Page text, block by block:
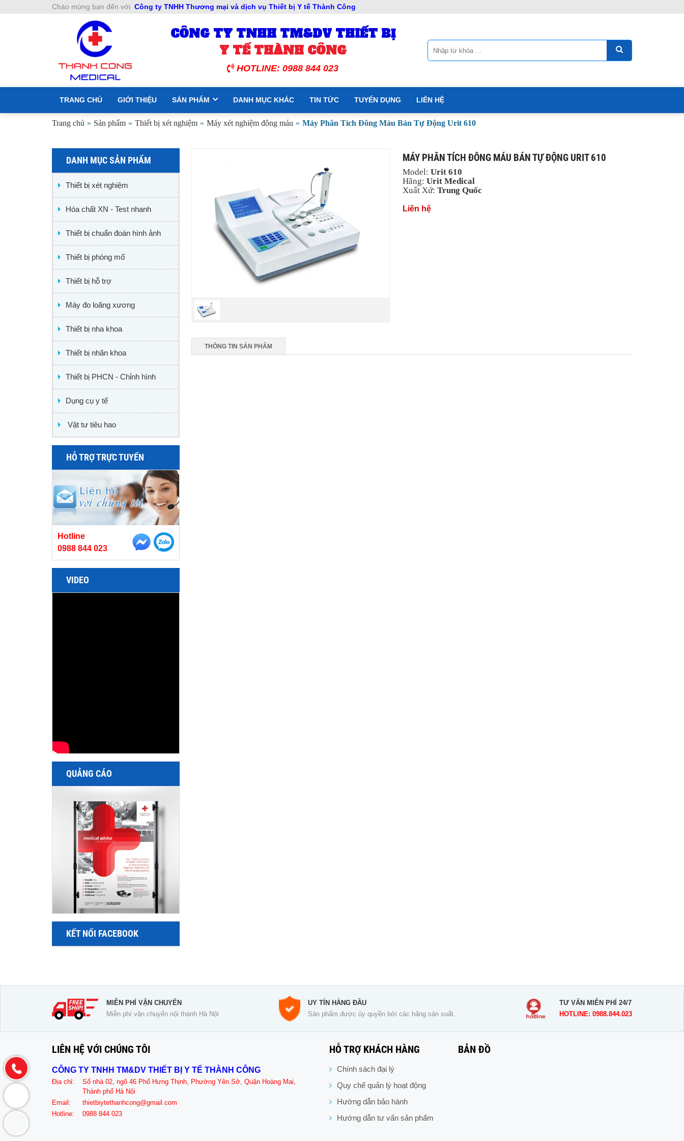
Chào mừng bạn đến với Công ty TNHH Thương mại và dịch vụ Thiết bị Y tế Thành Công
CÔNG TY TNHH TM&DV THIẾT BỊ
Y TẾ THÀNH CÔNG
HOTLINE: 0988 844 023
TRANG CHỦ GIỚI THIỆU SẢN PHẨM DANH MỤC KHÁC TIN TỨC TUYỂN DỤNG LIÊN HỆ
Trang chủ » Sản phẩm » Thiết bị xét nghiệm » Máy xét nghiệm đông máu » Máy Phân Tích Đông Máu Bán Tự Động Urit 610
DANH MỤC SẢN PHẨM
Thiết bị xét nghiệm
Hóa chất XN - Test nhanh
Thiết bị chuẩn đoán hình ảnh
Thiết bị phòng mổ
Thiết bị hỗ trợ
Máy đo loãng xương
Thiết bị nha khoa
Thiết bị nhãn khoa
Thiết bị PHCN - Chỉnh hình
Dụng cụ y tế
Vật tư tiêu hao
HỖ TRỢ TRỰC TUYẾN
Hotline
0988 844 023
VIDEO
QUẢNG CÁO
KẾT NỐI FACEBOOK
MÁY PHÂN TÍCH ĐÔNG MÁU BÁN TỰ ĐỘNG URIT 610
Model:Urit 610
Hãng:Urit Medical
Xuất Xứ:Trung Quốc
Liên hệ
THÔNG TIN SẢN PHẨM
MIỄN PHÍ VẬN CHUYỂN
Miễn phí vận chuyển nội thành Hà Nội
UY TÍN HÀNG ĐẦU
Sản phẩm được ủy quyền bởi các hãng sản xuất.
TƯ VẤN MIỄN PHÍ 24/7
HOTLINE: 0988.844.023
LIÊN HỆ VỚI CHÚNG TÔI
CÔNG TY TNHH TM&DV THIẾT BỊ Y TẾ THÀNH CÔNG
Địa chỉ:
Số nhà 02, ngõ 46 Phố Hưng Thịnh, Phường Yên Sở, Quận Hoàng Mai,
Thành phố Hà Nội
Email:
thietbiytethanhcong@gmail.com
Hotline:
0988 844 023
HỖ TRỢ KHÁCH HÀNG
Chính sách đại lý
Quy chế quản lý hoạt động
Hướng dẫn bảo hành
Hướng dẫn tư vấn sản phẩm
BẢN ĐỒ